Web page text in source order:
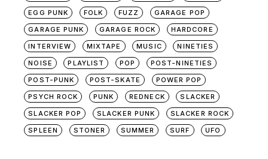
EGG PUNK
FOLK FUZZ
GARAGE POP
GARAGE PUNK
GARAGE ROCK
HARDCORE
INTERVIEW
MIXTAPE MUSIC
NINETIES
NOISE
PLAYLIST POP
POST-NINETIES
POST-PUNK
POST-SKATE
POWER POP
PSYCH ROCK
PUNK REDNECK
SLACKER
SLACKER POP
SLACKER PUNK
SLACKER ROCK
SPLEEN
STONER SUMMER SURF UFO